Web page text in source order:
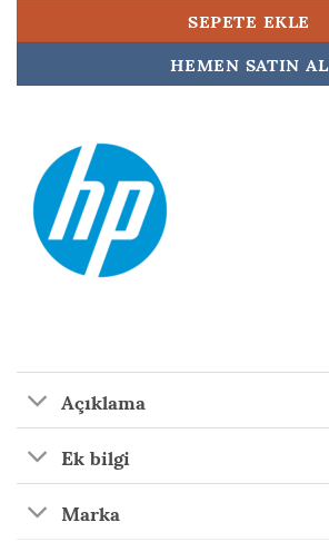
SEPETE EKLE
HEMEN SATIN AL
Açıklama
Ek bilgi
Marka